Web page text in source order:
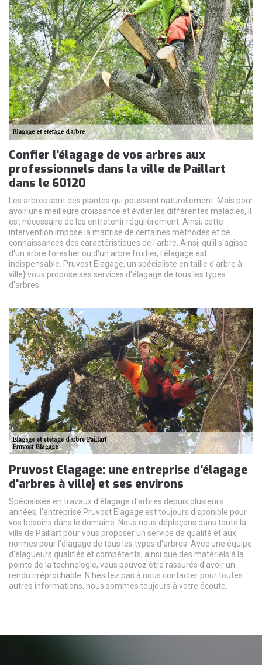
Confier l'élagage de vos arbres aux
professionnels dans la ville de Paillart
dans le 60120
Les arbres sont des plantes qui poussent naturellement. Mais pour
avoir une meilleure croissance et éviter les différentes maladies, il
est nécessaire de les entretenir régulièrement. Ainsi, cette
intervention impose la maîtrise de certaines méthodes et de
connaissances des caractéristiques de l'arbre. Ainsi, qu'il s'agisse
d'un arbre forestier ou d'un arbre fruitier, l'élagage est
indispensable. Pruvost Elagage, un spécialiste en taille d'arbre à
ville} vous propose ses services d'élagage de tous les types
d'arbres.
Pruvost Elagage: une entreprise d'élagage
d'arbres à ville} et ses environs
Spécialisée en travaux d'élagage d'arbres depuis plusieurs
années, l'entreprise Pruvost Elagage est toujours disponible pour
vos besoins dans le domaine. Nous nous déplaçons dans toute la
ville de Paillart pour vous proposer un service de qualité et aux
normes pour l'élagage de tous les types d'arbres. Avec une équipe
d'élagueurs qualifiés et compétents, ainsi que des matériels à la
pointe de la technologie, vous pouvez être rassurés d'avoir un
rendu irréprochable. N'hésitez pas à nous contacter pour toutes
autres informations, nous sommes toujours à votre écoute.